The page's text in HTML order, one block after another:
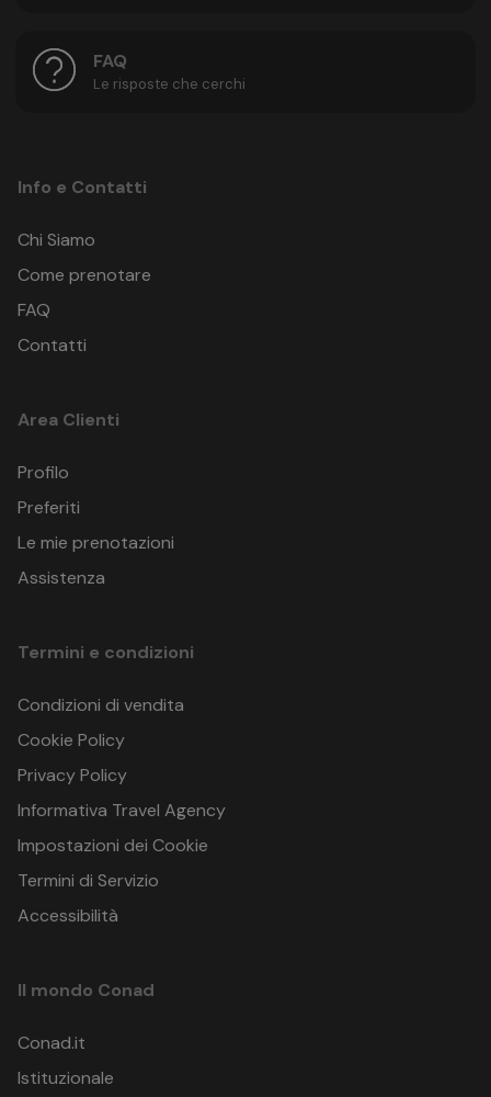
FAQ
Le risposte che cerchi
Info e Contatti
Chi Siamo
Come prenotare
FAQ
Contatti
Area Clienti
Profilo
Preferiti
Le mie prenotazioni
Assistenza
Termini e condizioni
Condizioni di vendita
Cookie Policy
Privacy Policy
Informativa Travel Agency
Impostazioni dei Cookie
Termini di Servizio
Accessibilità
Il mondo Conad
Conad.it
Istituzionale